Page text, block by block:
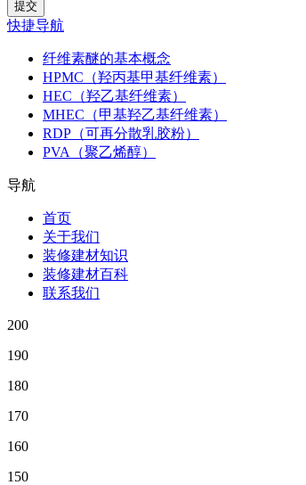
快捷导航
纤维素醚的基本概念
HPMC（羟丙基甲基纤维素）
HEC（羟乙基纤维素）
MHEC（甲基羟乙基纤维素）
RDP（可再分散乳胶粉）
PVA（聚乙烯醇）
导航
首页
关于我们
装修建材知识
装修建材百科
联系我们
200
190
180
170
160
150